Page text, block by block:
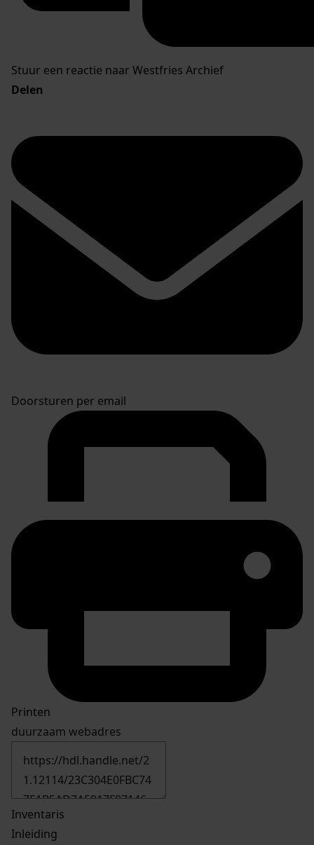
Stuur een reactie naar Westfries Archief
Delen
Doorsturen per email
Printen
duurzaam webadres
Inventaris
Inleiding